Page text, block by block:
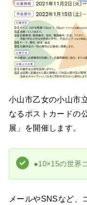
小山市乙女の小山市
なるポストカードの
展」を開催します。
●10×15の世界
メールやSNSなど、